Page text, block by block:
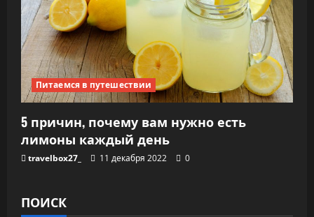
Питаемся в путешествии
5 причин, почему вам нужно есть
лимоны каждый день
travelbox27_ 11 декабря 2022 0
ПОИСК